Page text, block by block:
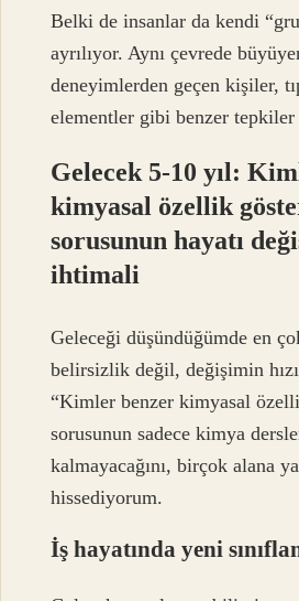
Belki de insanlar da kendi
ayrılıyor. Aynı çevrede
deneyimlerden geçen kişiler,
elementler gibi benzer
Gelecek 5-10 yıl:
kimyasal özellik
sorusunun hayatı
ihtimali
Geleceği düşündüğümde en
belirsizlik değil, değişimin
“Kimler benzer kimyasal
sorusunun sadece kimya
kalmayacağını, birçok alana
hissediyorum.
İş hayatında yeni